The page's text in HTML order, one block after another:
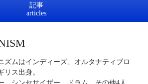
記事
ズムはインディーズ、オルタナティブロ
リス出身。